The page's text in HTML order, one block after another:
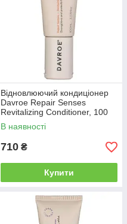
Відновлюючий кондиціонер
Davroe Repair Senses
Revitalizing Conditioner, 100
мл (3502)
В наявності
710 ₴
Купити